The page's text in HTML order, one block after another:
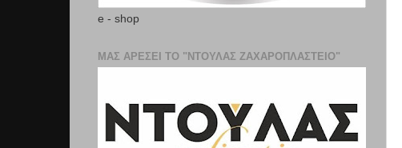
e - shop
ΜΑΣ ΑΡΕΣΕΙ ΤΟ "ΝΤΟΥΛΑΣ ΖΑΧΑΡΟΠΛΑΣΤΕΊΟ"